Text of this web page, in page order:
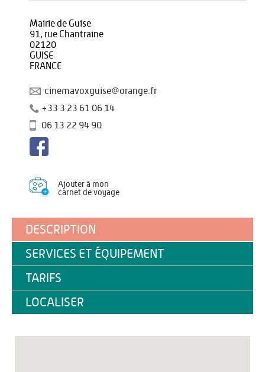
Mairie de Guise
91, rue Chantraine
02120
GUISE
FRANCE
cinemavoxguise@orange.fr
+33 3 23 61 06 14
06 13 22 94 90
Ajouter à mon
carnet de voyage
DESCRIPTION
SERVICES ET ÉQUIPEMENT
TARIFS
LOCALISER